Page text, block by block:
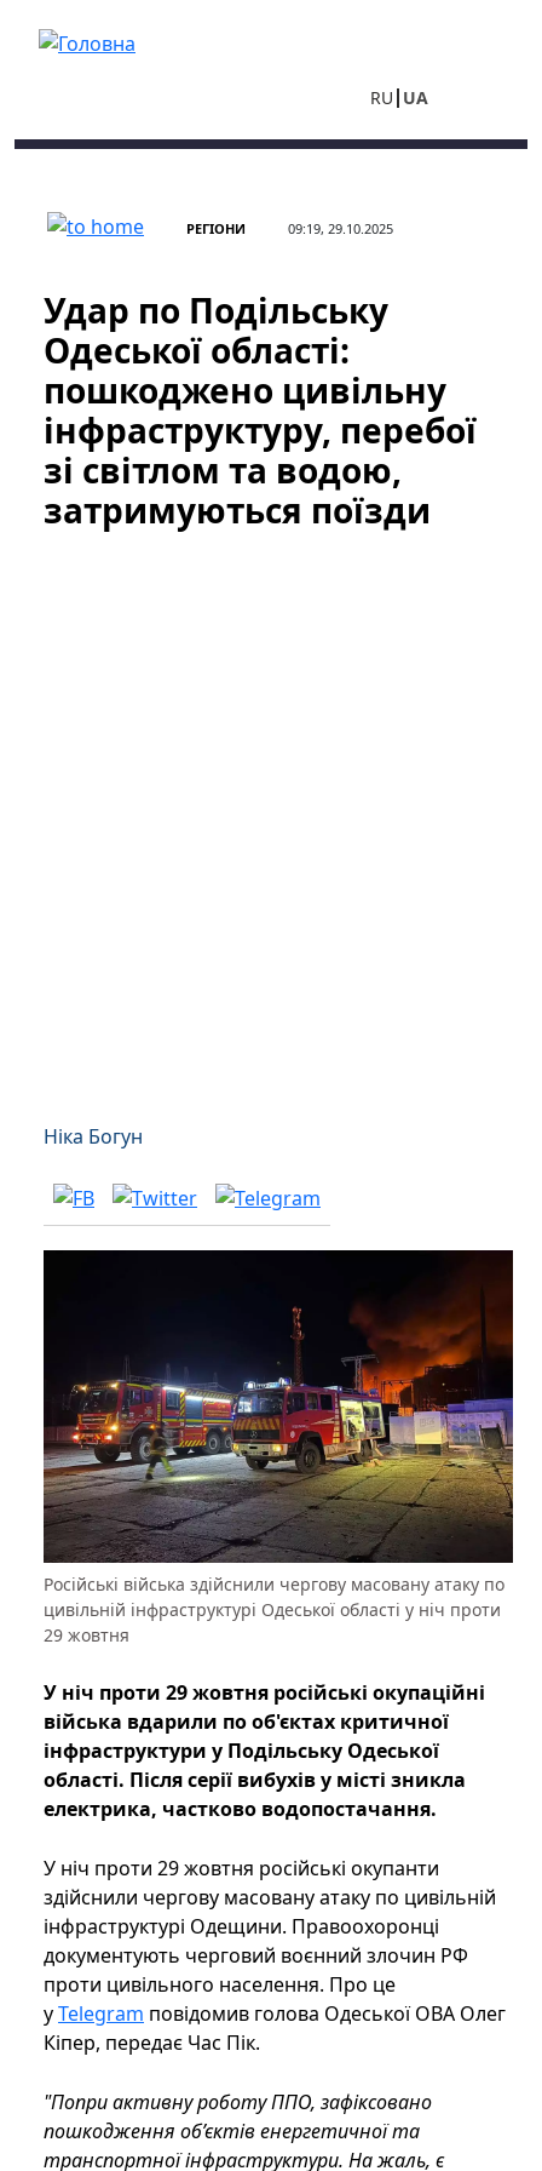
RU UA
РЕГІОНИ 09:19, 29.10.2025
Удар по Подільську
Одеської області:
пошкоджено цивільну
інфраструктуру, перебої
зі світлом та водою,
затримуються поїзди
Ніка Богун
Російські війська здійснили чергову масовану атаку по
цивільній інфраструктурі Одеської області у ніч проти
29 жовтня
У ніч проти 29 жовтня російські окупаційні
війська вдарили по об'єктах критичної
інфраструктури у Подільську Одеської
області. Після серії вибухів у місті зникла
електрика, частково водопостачання.
У ніч проти 29 жовтня російські окупанти
здійснили чергову масовану атаку по цивільній
інфраструктурі Одещини. Правоохоронці
документують черговий воєнний злочин РФ
проти цивільного населення. Про це
уTelegram повідомив голова Одеської ОВА Олег
Кіпер, передає Час Пік.
"Попри активну роботу ППО, зафіксовано
пошкодження об’єктів енергетичної та
транспортної інфраструктури. На жаль, є